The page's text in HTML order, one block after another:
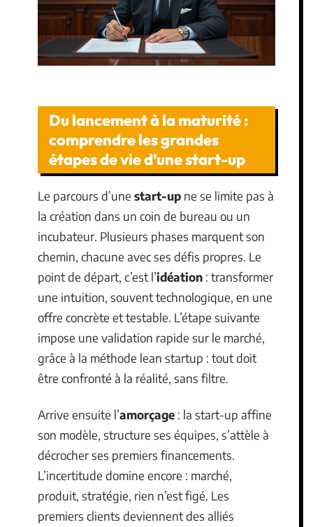
Du lancement à la maturité :
comprendre les grandes
étapes de vie d’une start-up
Le parcours d’une start-up ne se limite pas à
la création dans un coin de bureau ou un
incubateur. Plusieurs phases marquent son
chemin, chacune avec ses défis propres. Le
point de départ, c’est l’idéation : transformer
une intuition, souvent technologique, en une
offre concrète et testable. L’étape suivante
impose une validation rapide sur le marché,
grâce à la méthode lean startup : tout doit
être confronté à la réalité, sans filtre.
Arrive ensuite l’amorçage : la start-up affine
son modèle, structure ses équipes, s’attèle à
décrocher ses premiers financements.
L’incertitude domine encore : marché,
produit, stratégie, rien n’est figé. Les
premiers clients deviennent des alliés